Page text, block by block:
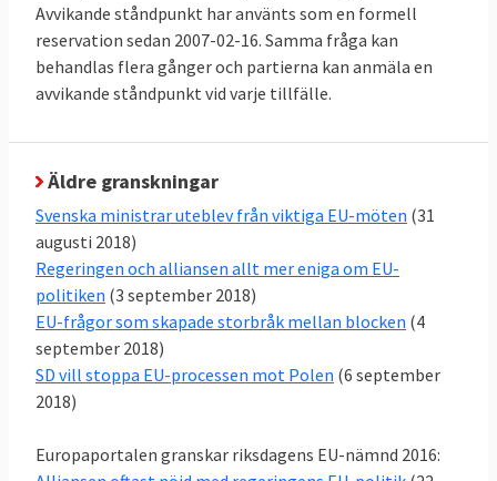
Avvikande ståndpunkt har använts som en formell
reservation sedan 2007-02-16. Samma fråga kan
behandlas flera gånger och partierna kan anmäla en
avvikande ståndpunkt vid varje tillfälle.
Äldre granskningar
Svenska ministrar uteblev från viktiga EU-möten (31
augusti 2018)
Regeringen och alliansen allt mer eniga om EU-
politiken (3 september 2018)
EU-frågor som skapade storbråk mellan blocken (4
september 2018)
SD vill stoppa EU-processen mot Polen (6 september
2018)
Europaportalen granskar riksdagens EU-nämnd 2016: